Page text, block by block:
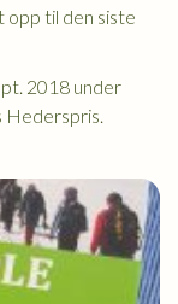
opp til den siste
2018 under